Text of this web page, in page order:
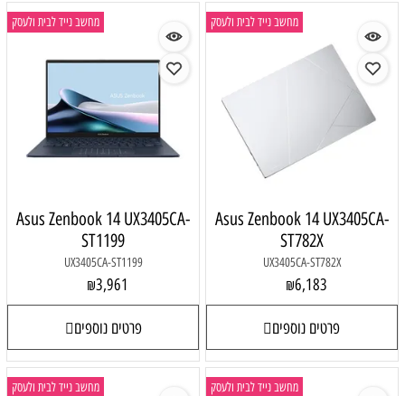
מחשב נייד לבית ולעסק
Asus Zenbook 14 UX3405CA-
ST782X
UX3405CA-ST782X
₪6,183
פרטים נוספים
מחשב נייד לבית ולעסק
Asus Zenbook 14 UX3405CA-
ST1199
UX3405CA-ST1199
₪3,961
פרטים נוספים
מחשב נייד לבית ולעסק מחשב נייד לבית ולעסק